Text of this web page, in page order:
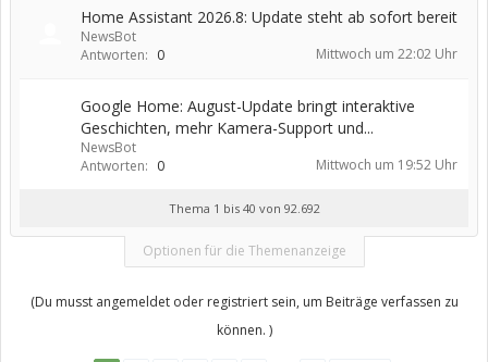
Home Assistant 2026.8: Update steht ab sofort bereit
NewsBot
Antworten: 0 Mittwoch um 22:02 Uhr
Google Home: August-Update bringt interaktive
Geschichten, mehr Kamera-Support und...
NewsBot
Antworten: 0 Mittwoch um 19:52 Uhr
Thema 1 bis 40 von 92.692
Optionen für die Themenanzeige
(Du musst angemeldet oder registriert sein, um Beiträge verfassen zu
können. )